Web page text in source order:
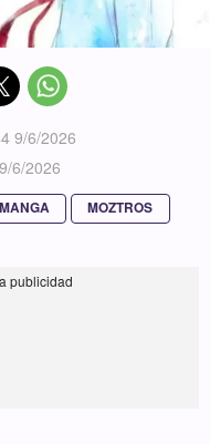
9/6/2026
6/2026
MANGA MOZTROS